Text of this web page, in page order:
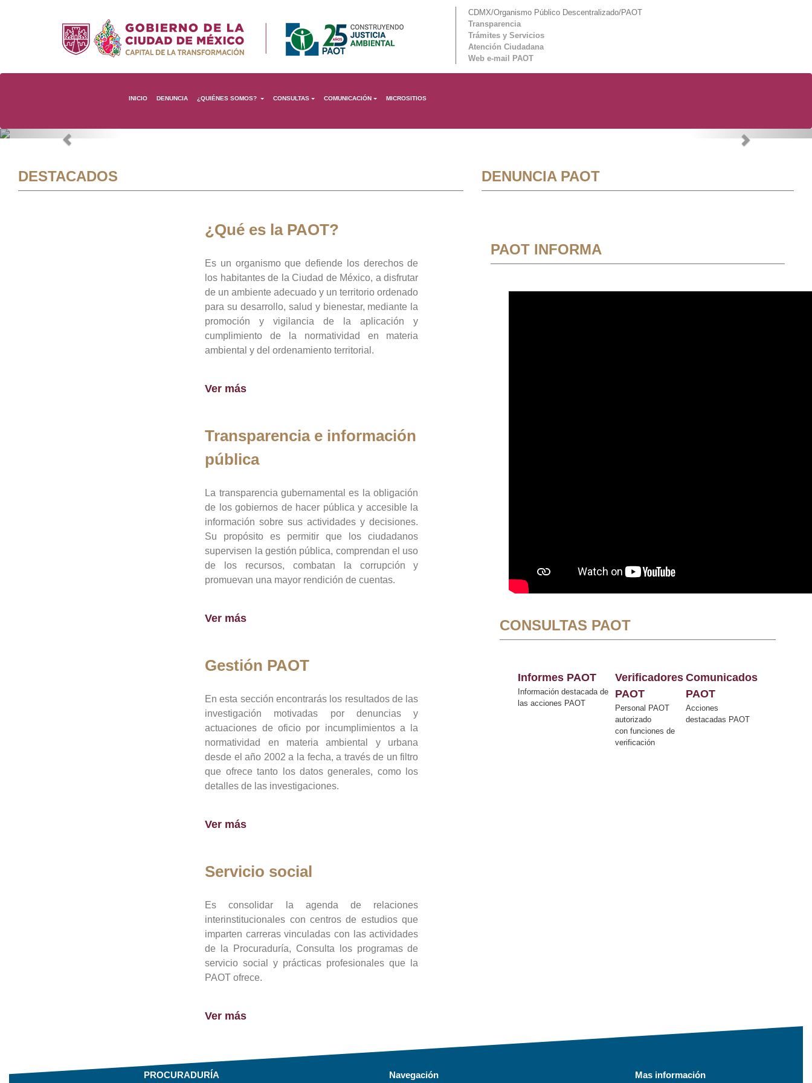
CDMX/Organismo Público Descentralizado/PAOT
Transparencia
Trámites y Servicios
Atención Ciudadana
Web e-mail PAOT
INICIO DENUNCIA ¿QUIÉNES SOMOS? CONSULTAS COMUNICACIÓN MICROSITIOS
Previous Next
DESTACADOS
¿Qué es la PAOT?
Es un organismo que defiende los derechos de
los habitantes de la Ciudad de México, a disfrutar
de un ambiente adecuado y un territorio ordenado
para su desarrollo, salud y bienestar, mediante la
promoción y vigilancia de la aplicación y
cumplimiento de la normatividad en materia
ambiental y del ordenamiento territorial.
Ver más
Transparencia e información
pública
La transparencia gubernamental es la obligación
de los gobiernos de hacer pública y accesible la
información sobre sus actividades y decisiones.
Su propósito es permitir que los ciudadanos
supervisen la gestión pública, comprendan el uso
de los recursos, combatan la corrupción y
promuevan una mayor rendición de cuentas.
Ver más
Gestión PAOT
En esta sección encontrarás los resultados de las
investigación motivadas por denuncias y
actuaciones de oficio por incumplimientos a la
normatividad en materia ambiental y urbana
desde el año 2002 a la fecha, a través de un filtro
que ofrece tanto los datos generales, como los
detalles de las investigaciones.
Ver más
Servicio social
Es consolidar la agenda de relaciones
interinstitucionales con centros de estudios que
imparten carreras vinculadas con las actividades
de la Procuraduría, Consulta los programas de
servicio social y prácticas profesionales que la
PAOT ofrece.
Ver más
DENUNCIA PAOT
PAOT INFORMA
CONSULTAS PAOT
Informes PAOT
Información destacada de
las acciones PAOT
Verificadores
PAOT
Personal PAOT
autorizado
con funciones de
verificación
Comunicados
PAOT
Acciones
destacadas PAOT
PROCURADURÍA Navegación Mas información